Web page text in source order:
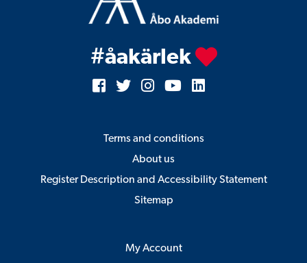
#åakärlek
Terms and conditions
About us
Register Description and Accessibility Statement
Sitemap
My Account